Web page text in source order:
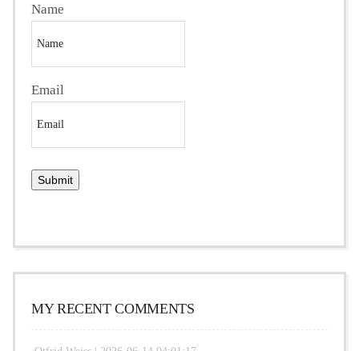
Name
Email
MY RECENT COMMENTS